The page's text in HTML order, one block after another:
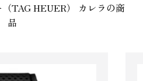
TAG HEUER） カレラの商
品